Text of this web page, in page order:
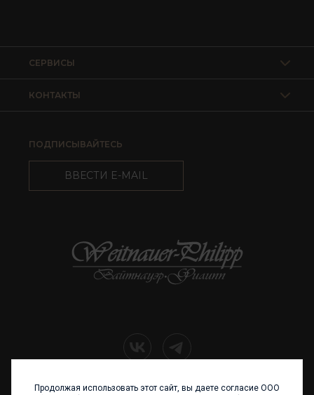
КОНТАКТЫ
СЕРВИСЫ
ПОДПИСЫВАЙТЕСЬ
ВВЕСТИ E-MAIL
Продолжая использовать этот сайт, вы даете согласие ООО